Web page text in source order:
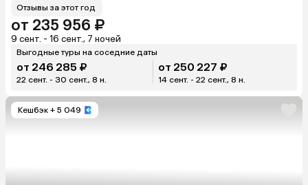
Отзывы за этот год
от 235 956 ₽
9 сент. - 16 сент., 7 ночей
Выгодные туры на соседние даты
от 246 285 ₽
22 сент. - 30 сент., 8 н.
от 250 227 ₽
14 сент. - 22 сент., 8 н.
Кешбэк + 5 049